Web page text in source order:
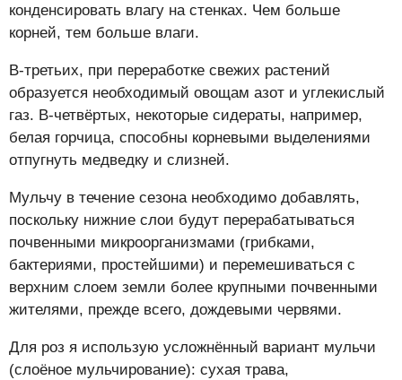
конденсировать влагу на стенках. Чем больше
корней, тем больше влаги.
В-третьих, при переработке свежих растений
образуется необходимый овощам азот и углекислый
газ. В-четвёртых, некоторые сидераты, например,
белая горчица, способны корневыми выделениями
отпугнуть медведку и слизней.
Мульчу в течение сезона необходимо добавлять,
поскольку нижние слои будут перерабатываться
почвенными микроорганизмами (грибками,
бактериями, простейшими) и перемешиваться с
верхним слоем земли более крупными почвенными
жителями, прежде всего, дождевыми червями.
Для роз я использую усложнённый вариант мульчи
(слоёное мульчирование): сухая трава,